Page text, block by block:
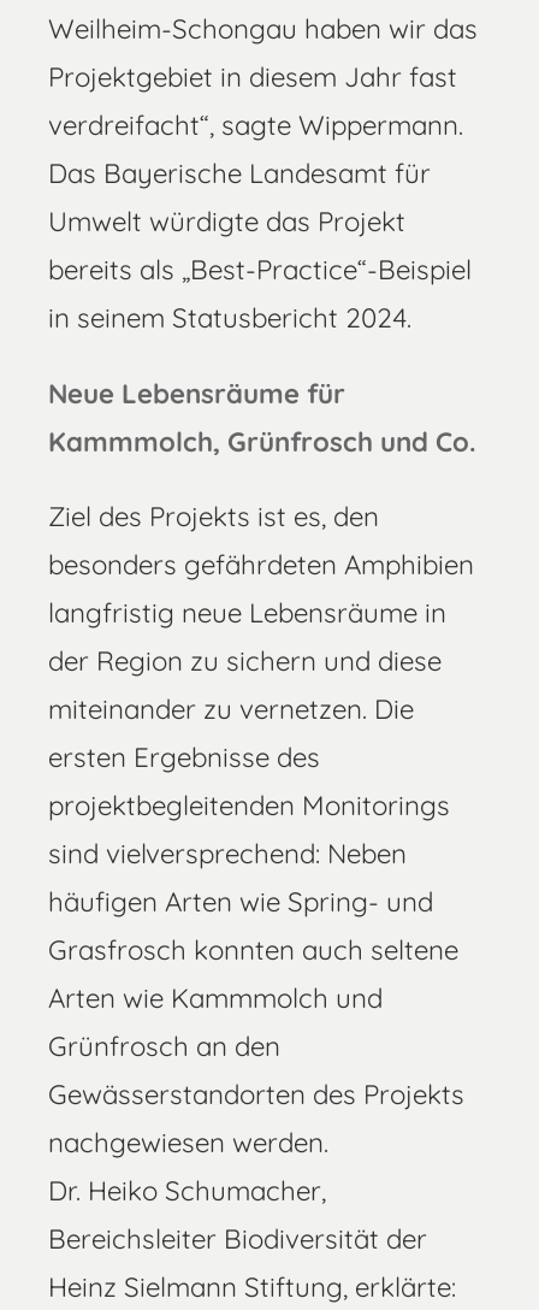
Weilheim-Schongau haben wir das
Projektgebiet in diesem Jahr fast
verdreifacht“, sagte Wippermann.
Das Bayerische Landesamt für
Umwelt würdigte das Projekt
bereits als „Best-Practice“-Beispiel
in seinem Statusbericht 2024.
Neue Lebensräume für
Kammmolch, Grünfrosch und Co.
Ziel des Projekts ist es, den
besonders gefährdeten Amphibien
langfristig neue Lebensräume in
der Region zu sichern und diese
miteinander zu vernetzen. Die
ersten Ergebnisse des
projektbegleitenden Monitorings
sind vielversprechend: Neben
häufigen Arten wie Spring- und
Grasfrosch konnten auch seltene
Arten wie Kammmolch und
Grünfrosch an den
Gewässerstandorten des Projekts
nachgewiesen werden.
Dr. Heiko Schumacher,
Bereichsleiter Biodiversität der
Heinz Sielmann Stiftung, erklärte: